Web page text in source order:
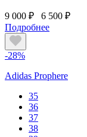
9 000 ₽
6 500 ₽
Подробнее
-28%
Adidas Prophere
35
36
37
38